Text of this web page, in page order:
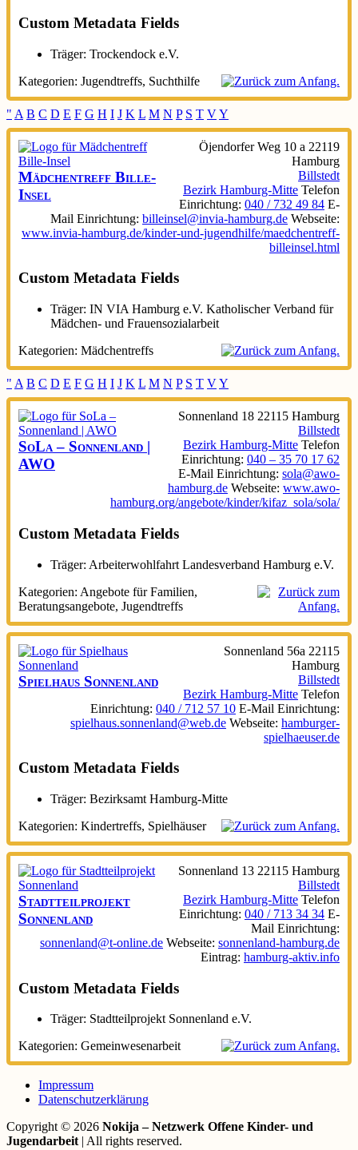
Custom Metadata Fields
Träger: Trockendock e.V.
Kategorien: Jugendtreffs, Suchthilfe
" A B C D E F G H I J K L M N P S T VY
Mädchentreff Bille-
Insel
Öjendorfer Weg 10 a 22119
Hamburg
Billstedt
Bezirk Hamburg-Mitte Telefon
Einrichtung: 040 / 732 49 84 E-
Mail Einrichtung: billeinsel@invia-hamburg.de Webseite:
www.invia-hamburg.de/kinder-und-jugendhilfe/maedchentreff-
billeinsel.html
Custom Metadata Fields
Träger: IN VIA Hamburg e.V. Katholischer Verband für
Mädchen- und Frauensozialarbeit
Kategorien: Mädchentreffs
" A B C D E F G H I J K L M N P S T VY
SoLa – Sonnenland |
AWO
Sonnenland 18 22115 Hamburg
Billstedt
Bezirk Hamburg-Mitte Telefon
Einrichtung: 040 – 35 70 17 62
E-Mail Einrichtung: sola@awo-
hamburg.de Webseite: www.awo-
hamburg.org/angebote/kinder/kifaz_sola/sola/
Custom Metadata Fields
Träger: Arbeiterwohlfahrt Landesverband Hamburg e.V.
Kategorien: Angebote für Familien,
Beratungsangebote, Jugendtreffs
Spielhaus Sonnenland
Sonnenland 56a 22115
Hamburg
Billstedt
Bezirk Hamburg-Mitte Telefon
Einrichtung: 040 / 712 57 10 E-Mail Einrichtung:
spielhaus.sonnenland@web.de Webseite: hamburger-
spielhaeuser.de
Custom Metadata Fields
Träger: Bezirksamt Hamburg-Mitte
Kategorien: Kindertreffs, Spielhäuser
Stadtteilprojekt
Sonnenland
Sonnenland 13 22115 Hamburg
Billstedt
Bezirk Hamburg-Mitte Telefon
Einrichtung: 040 / 713 34 34 E-
Mail Einrichtung:
sonnenland@t-online.de Webseite: sonnenland-hamburg.de
Eintrag: hamburg-aktiv.info
Custom Metadata Fields
Träger: Stadtteilprojekt Sonnenland e.V.
Kategorien: Gemeinwesenarbeit
Impressum
Datenschutzerklärung
Copyright © 2026 Nokija – Netzwerk Offene Kinder- und
Jugendarbeit | All rights reserved.